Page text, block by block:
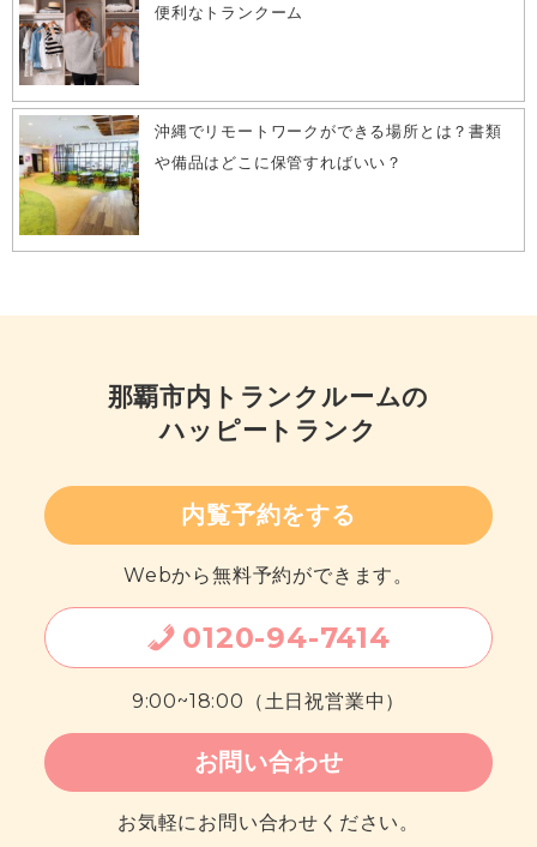
便利なトランクーム
沖縄でリモートワークができる場所とは？書類
や備品はどこに保管すればいい？
那覇市内 トランクルームの
ハッピートランク
内覧予約をする
Webから無料予約ができます。
0120-94-7414
9:00~18:00（土日祝営業中）
お問い合わせ
お気軽にお問い合わせください。